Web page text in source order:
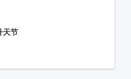
天节